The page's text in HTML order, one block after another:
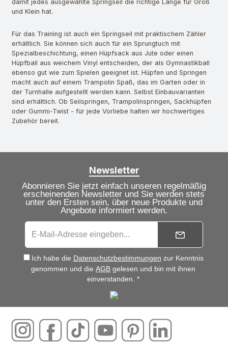
damit jedes ausgewählte Springseil die richtige Länge für Groß
und Klein hat.
Für das Training ist auch ein Springseil mit praktischem Zähler
erhältlich. Sie können sich auch für ein Sprungtuch mit
Spezialbeschichtung, einen Hüpfsack aus Jute oder einen
Hüpfball aus weichem Vinyl entscheiden, der als Gymnastikball
ebenso gut wie zum Spielen geeignet ist. Hüpfen und Springen
macht auch auf einem Trampolin Spaß, das im Garten oder in
der Turnhalle aufgestellt werden kann. Selbst Einbauvarianten
sind erhältlich. Ob Seilspringen, Trampolinspringen, Sackhüpfen
oder Gummi-Twist - für jede Vorliebe halten wir hochwertiges
Zubehör bereit.
Newsletter
Abonnieren Sie jetzt einfach unseren regelmäßig
erscheinenden Newsletter und Sie werden stets
unter den Ersten sein, über neue Produkte und
Angebote informiert werden.
Ich habe die Datenschutzbestimmungen zur Kenntnis
genommen und die AGB gelesen und bin mit ihnen
einverstanden. *